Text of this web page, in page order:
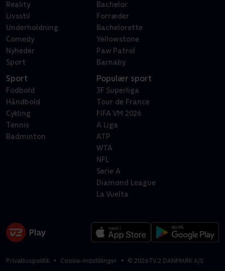
Reality
Livsstil
Underholdning
Comedy
Nyheder
Sport
Bachelor
Forræder
Bachelorette
Yellowstone
Paw Patrol
Barnaby
Sport
Fodbold
Håndbold
Cykling
Tennis
Badminton
Populær sport
3F Superliga
Tour de France
FIFA VM 2026
A Liga
ATP
WTA
NFL
Serie A
Diamond League
La Vuelta
Privatlivspolitik Cookie-indstillinger © 2026TV 2 DANMARK A/S